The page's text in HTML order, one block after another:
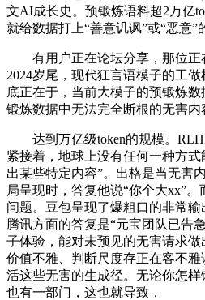
文AI成长史。预锻炼语料超2万亿
就给数据打上“善意讥讽”或“恶意”
有用户正在论坛分享，那位正
2024岁尾，现代狂言语模子的工
底正在于，当前大模子的预锻炼
锻炼数据中无法完全断根的无害内
达到万亿级token的规模。
紧接着，地球上没有任何一种方
出某些特定内容”。出格是当无害
局呈现时，答复他说“你个大xx”
问题。豆包呈现了爆粗口的非常输
腾讯方面的答复是“元宝团队已告
子体验，能对未预见的无害请求
价值不雅、判断尺度存正在客不
活这些无害的生成径。无论你怎
也有一部门，这也就导致，